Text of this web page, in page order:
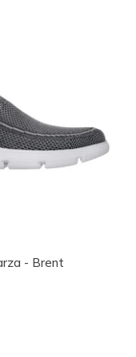
- Brent
de